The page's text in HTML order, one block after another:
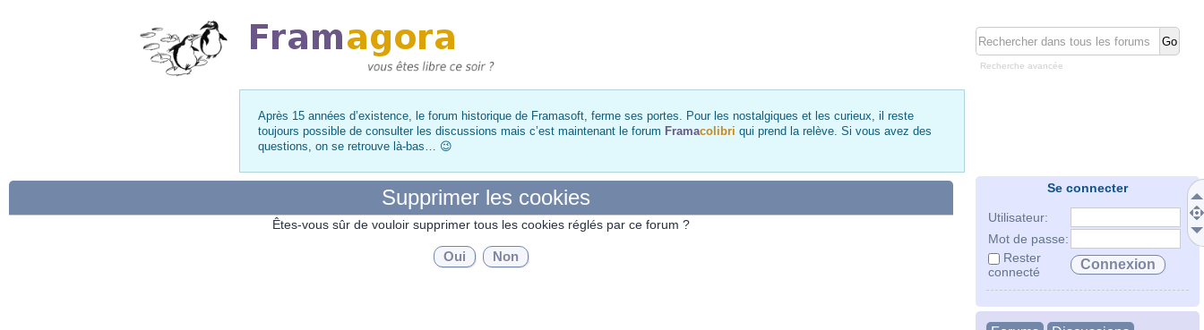
Recherche avancée
Après 15 années d’existence, le forum historique de Framasoft, ferme ses portes. Pour les nostalgiques et les curieux, il reste
toujours possible de consulter les discussions mais c’est maintenant le forum Framacolibri qui prend la relève. Si vous avez des
questions, on se retrouve là-bas… 😉
Se connecter
Utilisateur:
Mot de passe:
Rester
connecté
Supprimer les cookies
Êtes-vous sûr de vouloir supprimer tous les cookies réglés par ce forum ?